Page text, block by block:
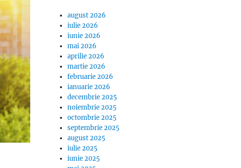
august 2026
iulie 2026
iunie 2026
mai 2026
aprilie 2026
martie 2026
februarie 2026
ianuarie 2026
decembrie 2025
noiembrie 2025
octombrie 2025
septembrie 2025
august 2025
iulie 2025
iunie 2025